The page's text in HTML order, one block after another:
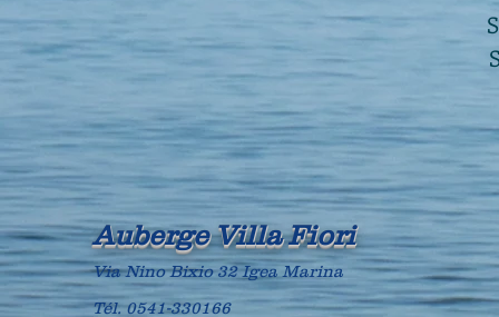
Auberge Villa Fiori
Via Nino Bixio 32 Igea Marina
Tél.0541-330166